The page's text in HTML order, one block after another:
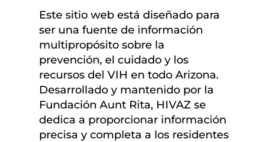
Este sitio web está diseñado para
ser una fuente de información
multipropósito sobre la
prevención, el cuidado y los
recursos del VIH en todo Arizona.
Desarrollado y mantenido por la
Fundación Aunt Rita, HIVAZ se
dedica a proporcionar información
precisa y completa a los residentes